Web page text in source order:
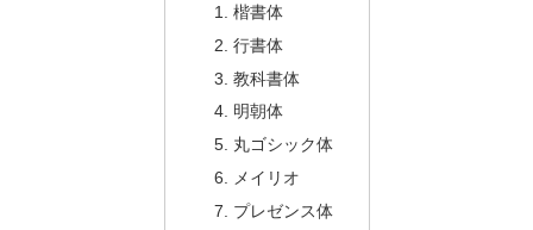
楷書体
行書体
教科書体
明朝体
丸ゴシック体
メイリオ
プレゼンス体